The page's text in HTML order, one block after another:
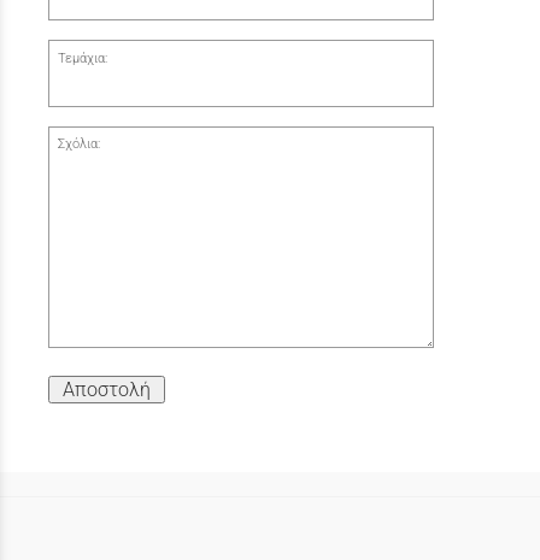
Τεμάχια:
Σχόλια:
Αποστολή